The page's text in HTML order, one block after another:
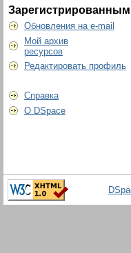
Обновления на e-mail
Мой архив
ресурсов
Редактировать профиль
Справка
О DSpace